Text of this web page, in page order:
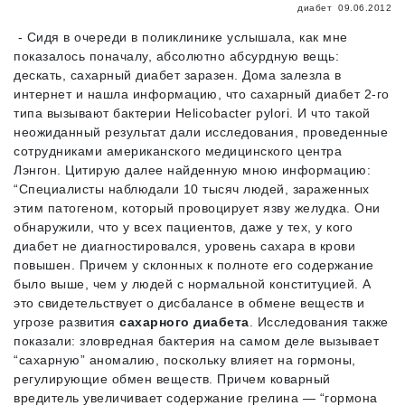
диабет
09.06.2012
- Сидя в очереди в поликлинике услышала, как мне
показалось поначалу, абсолютно абсурдную вещь:
дескать, сахарный диабет заразен. Дома залезла в
интернет и нашла информацию, что сахарный диабет 2-го
типа вызывают бактерии Helicobacter pylori. И что такой
неожиданный результат дали исследования, проведенные
сотрудниками американского медицинского центра
Лэнгон. Цитирую далее найденную мною информацию:
“Специалисты наблюдали 10 тысяч людей, зараженных
этим патогеном, который провоцирует язву желудка. Они
обнаружили, что у всех пациентов, даже у тех, у кого
диабет не диагностировался, уровень сахара в крови
повышен. Причем у склонных к полноте его содержание
было выше, чем у людей с нормальной конституцией. А
это свидетельствует о дисбалансе в обмене веществ и
угрозе развития сахарного диабета . Исследования также
показали: зловредная бактерия на самом деле вызывает
“сахарную” аномалию, поскольку влияет на гормоны,
регулирующие обмен веществ. Причем коварный
вредитель увеличивает содержание грелина — “гормона